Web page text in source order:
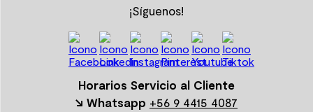
¡Síguenos!
Horarios Servicio al Cliente
↘ Whatsapp +56 9 4415 4087